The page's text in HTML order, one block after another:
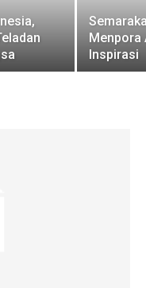
Menpora
Inspirasi